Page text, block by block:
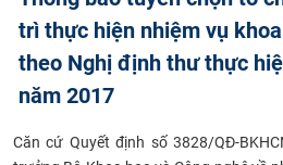
CƠ CẤU TỔ CHỨC
TUYỂN SINH
trì thực hiện nhiệm vụ
theo Nghị định thư thực
năm 2017
Căn cứ Quyết định số 3828/QĐ-